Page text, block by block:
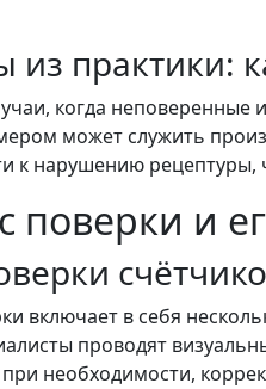
практики:
когда
может служить
к нарушению рецептуры,
поверки и
включает в себя
проводят
необходимости,